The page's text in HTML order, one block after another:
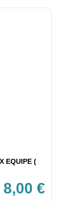
EQUIPE (
8,00 €